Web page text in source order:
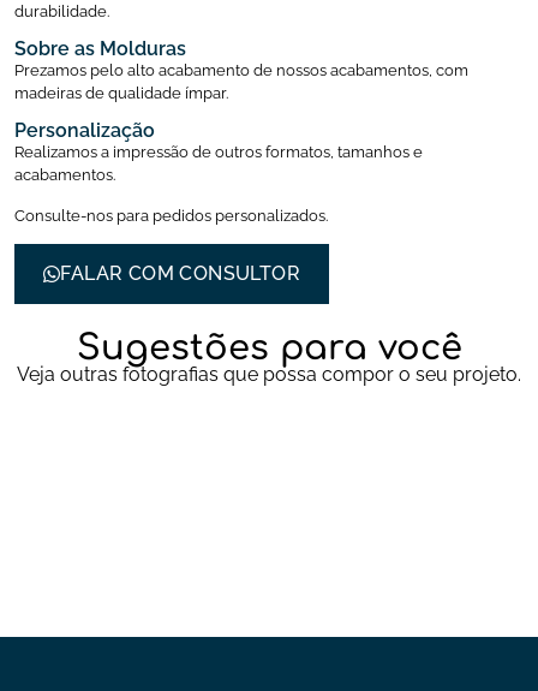
durabilidade.
Sobre as Molduras
Prezamos pelo alto acabamento de nossos acabamentos, com
madeiras de qualidade ímpar.
Personalização
Realizamos a impressão de outros formatos, tamanhos e
acabamentos.
Consulte-nos para pedidos personalizados.
FALAR COM CONSULTOR
Sugestões para você
Veja outras fotografias que possa compor o seu projeto.